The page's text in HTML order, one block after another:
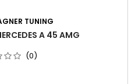
TUNING
A 45 AMG
(0)